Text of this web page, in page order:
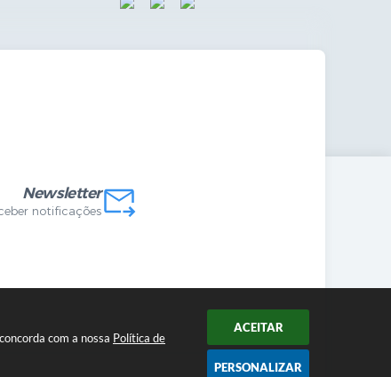
com a nossa Política de
ACEITAR
PERSONALIZAR
Internas
Newsletter
notificações